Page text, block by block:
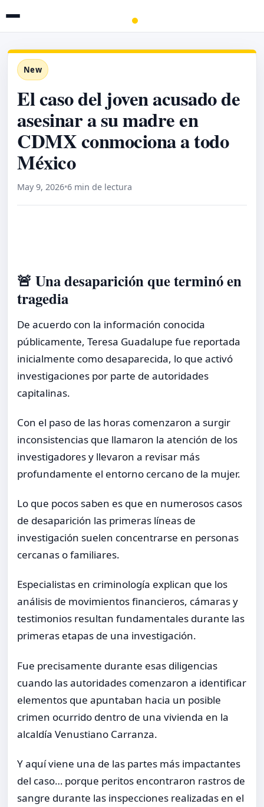
New
El caso del joven acusado de
asesinar a su madre en
CDMX conmociona a todo
México
May 9, 2026•6 min de lectura
🚨 Una desaparición que terminó en
tragedia
De acuerdo con la información conocida
públicamente, Teresa Guadalupe fue reportada
inicialmente como desaparecida, lo que activó
investigaciones por parte de autoridades
capitalinas.
Con el paso de las horas comenzaron a surgir
inconsistencias que llamaron la atención de los
investigadores y llevaron a revisar más
profundamente el entorno cercano de la mujer.
Lo que pocos saben es que en numerosos casos
de desaparición las primeras líneas de
investigación suelen concentrarse en personas
cercanas o familiares.
Especialistas en criminología explican que los
análisis de movimientos financieros, cámaras y
testimonios resultan fundamentales durante las
primeras etapas de una investigación.
Fue precisamente durante esas diligencias
cuando las autoridades comenzaron a identificar
elementos que apuntaban hacia un posible
crimen ocurrido dentro de una vivienda en la
alcaldía Venustiano Carranza.
Y aquí viene una de las partes más impactantes
del caso… porque peritos encontraron rastros de
sangre durante las inspecciones realizadas en el